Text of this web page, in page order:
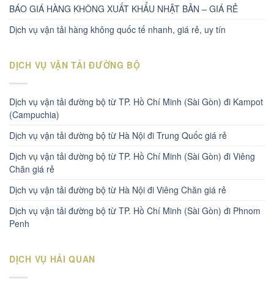
BÁO GIÁ HÀNG KHÔNG XUẤT KHẨU NHẬT BẢN – GIÁ RẺ
Dịch vụ vận tải hàng không quốc tế nhanh, giá rẻ, uy tín
DỊCH VỤ VẬN TẢI ĐƯỜNG BỘ
Dịch vụ vận tải đường bộ từ TP. Hồ Chí Minh (Sài Gòn) đi Kampot
(Campuchia)
Dịch vụ vận tải đường bộ từ Hà Nội đi Trung Quốc giá rẻ
Dịch vụ vận tải đường bộ từ TP. Hồ Chí Minh (Sài Gòn) đi Viêng
Chăn giá rẻ
Dịch vụ vận tải đường bộ từ Hà Nội đi Viêng Chăn giá rẻ
Dịch vụ vận tải đường bộ từ TP. Hồ Chí Minh (Sài Gòn) đi Phnom
Penh
DỊCH VỤ HẢI QUAN